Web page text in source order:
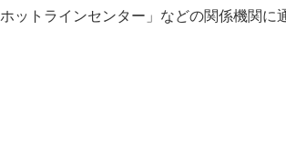
ホットラインセンター」などの関係機関に